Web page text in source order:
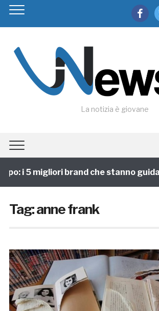
facebook
La notizia è giovane
i 5 migliori brand che stanno
Tag:anne frank